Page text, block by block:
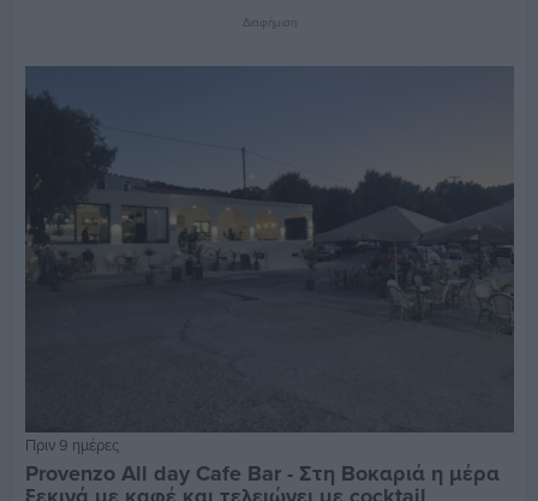
Διαφήμιση
Πριν 9 ημέρες
Provenzo All day Cafe Bar - Στη Βοκαριά η μέρα